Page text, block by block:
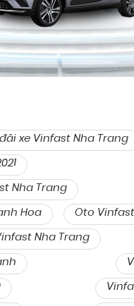
xe Vinfast Nha Trang
Nha Trang
Hoa Oto
Nha Trang